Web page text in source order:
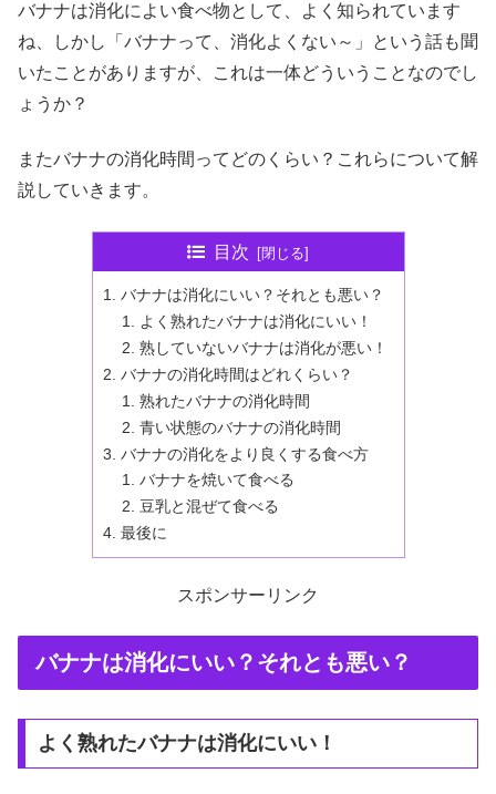
バナナは消化によい食べ物として、よく知られています
ね、しかし「バナナって、消化よくない～」という話も聞
いたことがありますが、これは一体どういうことなのでし
ょうか？
またバナナの消化時間ってどのくらい？これらについて解
説していきます。
目次
バナナは消化にいい？それとも悪い？
よく熟れたバナナは消化にいい！
熟していないバナナは消化が悪い！
バナナの消化時間はどれくらい？
熟れたバナナの消化時間
青い状態のバナナの消化時間
バナナの消化をより良くする食べ方
バナナを焼いて食べる
豆乳と混ぜて食べる
最後に
スポンサーリンク
バナナは消化にいい？それとも悪い？
よく熟れたバナナは消化にいい！